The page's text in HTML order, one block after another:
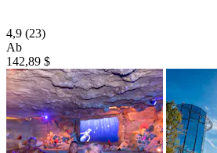
4,9 (23)
Ab
142,89 $